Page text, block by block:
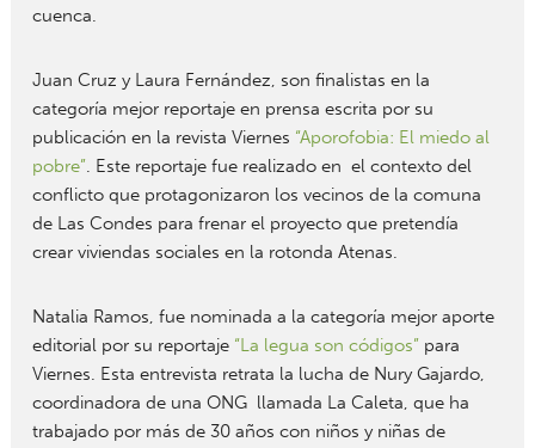
cuenca.
Juan Cruz y Laura Fernández, son finalistas en la
categoría mejor reportaje en prensa escrita por su
publicación en la revista Viernes “Aporofobia: El miedo al
pobre”. Este reportaje fue realizado en el contexto del
conflicto que protagonizaron los vecinos de la comuna
de Las Condes para frenar el proyecto que pretendía
crear viviendas sociales en la rotonda Atenas.
Natalia Ramos, fue nominada a la categoría mejor aporte
editorial por su reportaje “La legua son códigos”para
Viernes. Esta entrevista retrata la lucha de Nury Gajardo,
coordinadora de una ONG llamada La Caleta, que ha
trabajado por más de 30 años con niños y niñas de